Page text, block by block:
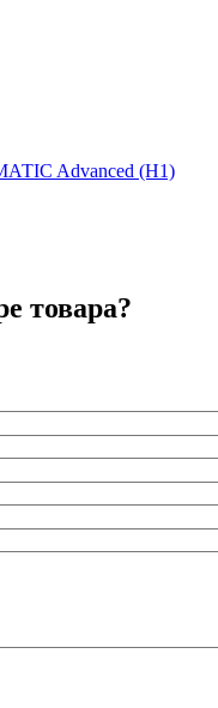
Advanced (H1)
товара?